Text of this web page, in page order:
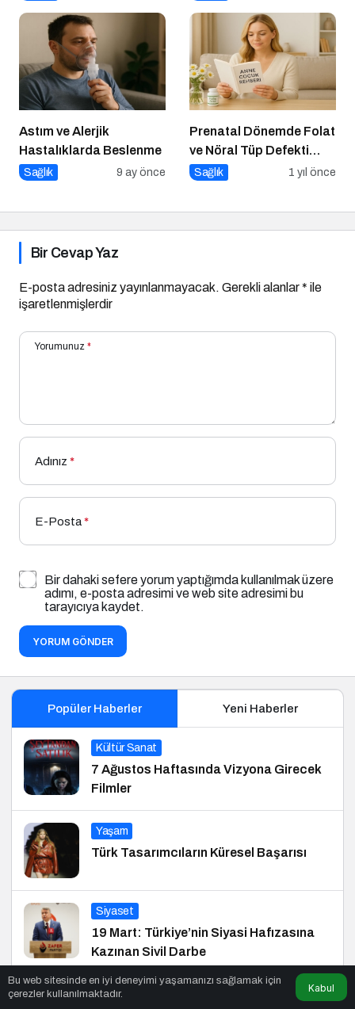
Astım ve Alerjik
Hastalıklarda Beslenme
Sağlık 9 ay önce
Prenatal Dönemde Folat
ve Nöral Tüp Defekti
İlişkisi
Sağlık 1 yıl önce
Bir Cevap Yaz
E-posta adresiniz yayınlanmayacak. Gerekli alanlar* ile
işaretlenmişlerdir
Yorumunuz *
Adınız *
E-Posta*
Bir dahaki sefere yorum yaptığımda kullanılmak üzere
adımı, e-posta adresimi ve web site adresimi bu
tarayıcıya kaydet.
YORUM GÖNDER
Popüler Haberler Yeni Haberler
Kültür Sanat
7 Ağustos Haftasında Vizyona Girecek
Filmler
Yaşam
Türk Tasarımcıların Küresel Başarısı
Siyaset
19 Mart: Türkiye’nin Siyasi Hafızasına
Kazınan Sivil Darbe
Startup
Bu web sitesinde en iyi deneyimi yaşamanızı sağlamak için
çerezler kullanılmaktadır.
Kabul